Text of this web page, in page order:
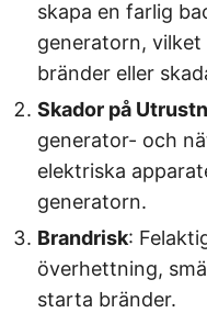
skapa en farlig
generatorn,
bränder eller
Skador på
generator- och
elektriska
generatorn.
Brandrisk:
överhettning,
starta bränder.